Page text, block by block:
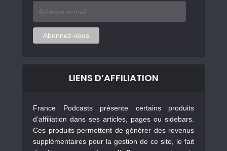
mail
Abonnez-vous
LIENS D’AFFILIATION
France Podcasts présente certains produits
d’affiliation dans ses articles, pages ou sidebars.
Ces produits permettent de générer des revenus
supplémentaires pour la gestion de ce site, le fait